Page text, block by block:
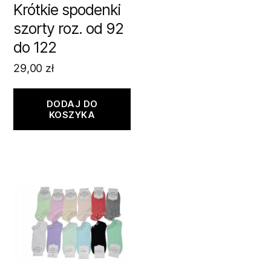
Krótkie spodenki
szorty roz. od 92
do 122
29,00 zł
DODAJ DO
KOSZYKA